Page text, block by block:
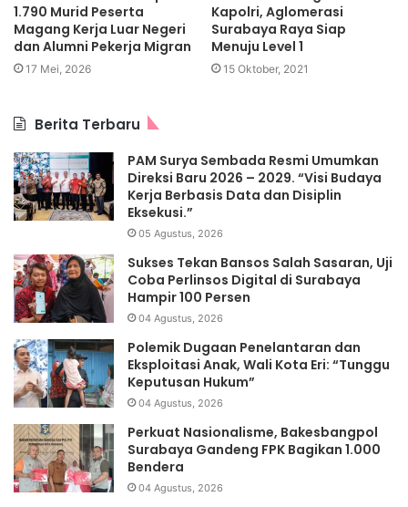
1.790 Murid Peserta
Magang Kerja Luar Negeri
dan Alumni Pekerja Migran
17 Mei, 2026
Kapolri, Aglomerasi
Surabaya Raya Siap
Menuju Level 1
15 Oktober, 2021
Berita Terbaru
PAM Surya Sembada Resmi Umumkan
Direksi Baru 2026 – 2029. “Visi Budaya
Kerja Berbasis Data dan Disiplin
Eksekusi.”
05 Agustus, 2026
Sukses Tekan Bansos Salah Sasaran, Uji
Coba Perlinsos Digital di Surabaya
Hampir 100 Persen
04 Agustus, 2026
Polemik Dugaan Penelantaran dan
Eksploitasi Anak, Wali Kota Eri: “Tunggu
Keputusan Hukum”
04 Agustus, 2026
Perkuat Nasionalisme, Bakesbangpol
Surabaya Gandeng FPK Bagikan 1.000
Bendera
04 Agustus, 2026